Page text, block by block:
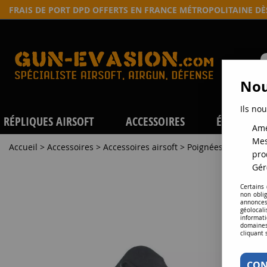
FRAIS DE PORT DPD OFFERTS EN FRANCE MÉTROPOLITAINE
RÉPLIQUES AIRSOFT ACCESSOIRES
Accueil > Accessoires > Accessoires airsoft > Poignées grip
Ils
Certains
non
cliquant